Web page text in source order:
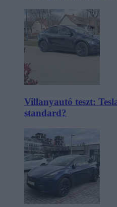
Villanyautó teszt:
standard?